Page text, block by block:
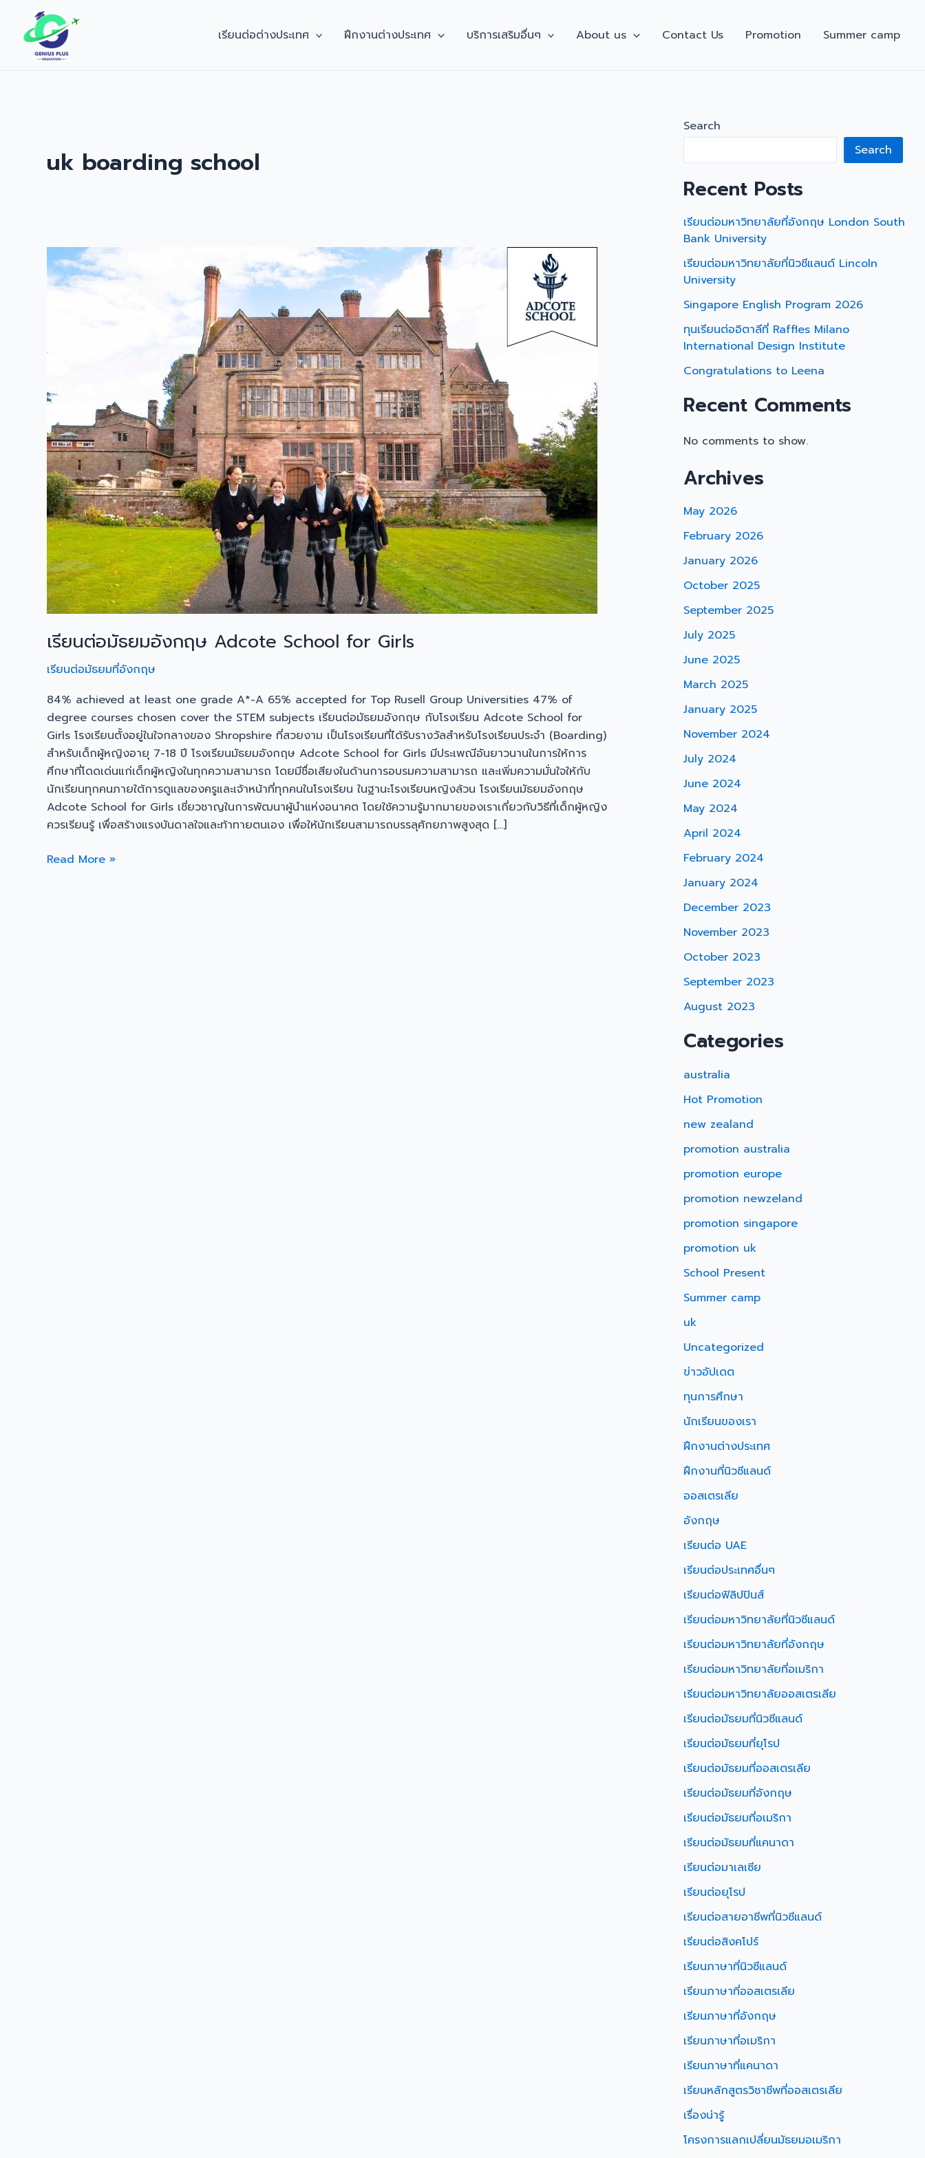
content
เรียนต่อต่างประเทศ ฝึกงานต่างประเทศ บริการเสริมอื่นๆ About us Contact Us Promotion Summer camp
uk boarding school
เรียนต่อมัธยมอังกฤษ Adcote School for Girls
เรียนต่อมัธยมที่อังกฤษ
84% achieved at least one grade A*-A 65% accepted for Top Rusell Group Universities 47% of
degree courses chosen cover the STEM subjects เรียนต่อมัธยมอังกฤษ กับโรงเรียน Adcote School for
Girls โรงเรียนตั้งอยู่ในใจกลางของ Shropshire ที่สวยงาม เป็นโรงเรียนที่ได้รับรางวัลสำหรับโรงเรียนประจำ (Boarding)
สำหรับเด็กผู้หญิงอายุ 7-18 ปี โรงเรียนมัธยมอังกฤษ Adcote School for Girls มีประเพณีอันยาวนานในการให้การ
ศึกษาที่โดดเด่นแก่เด็กผู้หญิงในทุกความสามารถ โดยมีชื่อเสียงในด้านการอบรมความสามารถ และเพิ่มความมั่นใจให้กับ
นักเรียนทุกคนภายใต้การดูแลของครูและเจ้าหน้าที่ทุกคนในโรงเรียน ในฐานะโรงเรียนหญิงล้วน โรงเรียนมัธยมอังกฤษ
Adcote School for Girls เชี่ยวชาญในการพัฒนาผู้นำแห่งอนาคต โดยใช้ความรู้มากมายของเราเกี่ยวกับวิธีที่เด็กผู้หญิง
ควรเรียนรู้ เพื่อสร้างแรงบันดาลใจและท้าทายตนเอง เพื่อให้นักเรียนสามารถบรรลุศักยภาพสูงสุด […]
เรียน
ต่อ
มัธยม
Read More »
Search
Search
Recent Posts
เรียนต่อมหาวิทยาลัยที่อังกฤษ London South
Bank University
เรียนต่อมหาวิทยาลัยที่นิวซีแลนด์ Lincoln
University
Singapore English Program 2026
ทุนเรียนต่ออิตาลีที่ Raffles Milano
International Design Institute
Congratulations to Leena
Recent Comments
No comments to show.
Archives
May 2026
February 2026
January 2026
October 2025
September 2025
July 2025
June 2025
March 2025
January 2025
November 2024
July 2024
June 2024
May 2024
April 2024
February 2024
January 2024
December 2023
November 2023
October 2023
September 2023
August 2023
Categories
australia
Hot Promotion
new zealand
promotion australia
promotion europe
promotion newzeland
promotion singapore
promotion uk
School Present
Summer camp
uk
Uncategorized
ข่าวอัปเดต
ทุนการศึกษา
นักเรียนของเรา
ฝึกงานต่างประเทศ
ฝึกงานที่นิวซีแลนด์
ออสเตรเลีย
อังกฤษ
เรียนต่อ UAE
เรียนต่อประเทศอื่นๆ
เรียนต่อฟิลิปปินส์
เรียนต่อมหาวิทยาลัยที่นิวซีแลนด์
เรียนต่อมหาวิทยาลัยที่อังกฤษ
เรียนต่อมหาวิทยาลัยที่อเมริกา
เรียนต่อมหาวิทยาลัยออสเตรเลีย
เรียนต่อมัธยมที่นิวซีแลนด์
เรียนต่อมัธยมที่ยุโรป
เรียนต่อมัธยมที่ออสเตรเลีย
เรียนต่อมัธยมที่อังกฤษ
เรียนต่อมัธยมที่อเมริกา
เรียนต่อมัธยมที่แคนาดา
เรียนต่อมาเลเซีย
เรียนต่อยุโรป
เรียนต่อสายอาชีพที่นิวซีแลนด์
เรียนต่อสิงคโปร์
เรียนภาษาที่นิวซีแลนด์
เรียนภาษาที่ออสเตรเลีย
เรียนภาษาที่อังกฤษ
เรียนภาษาที่อเมริกา
เรียนภาษาที่แคนาดา
เรียนหลักสูตรวิชาชีพที่ออสเตรเลีย
เรื่องน่ารู้
โครงการแลกเปลี่ยนมัธยมอเมริกา